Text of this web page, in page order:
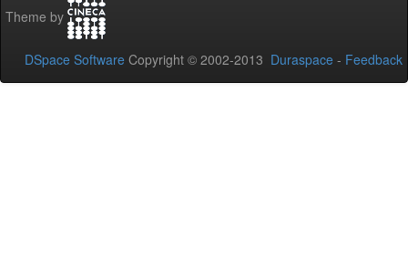
Theme by
DSpace Software Copyright © 2002-2013 Duraspace - Feedback